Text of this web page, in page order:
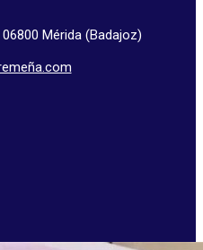
Mérida (Badajoz)